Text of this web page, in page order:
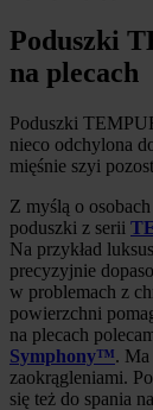
Poduszki
na plecach
Poduszki
nieco odchylona
mięśnie szyi
Z myślą o
poduszki z serii
Na przykład
precyzyjnie
w problemach z
powierzchni
na plecach
Symphony™. Ma
zaokrągleniami.
się też do spania